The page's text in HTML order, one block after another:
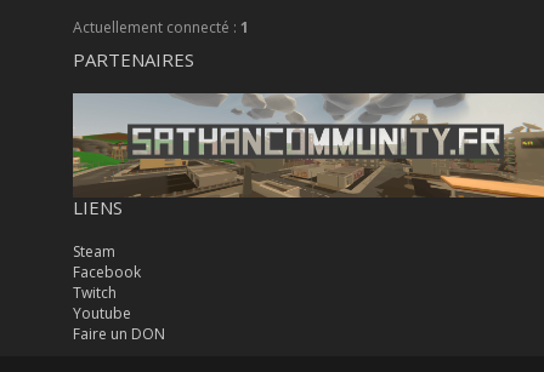
Actuellement connecté : 1
PARTENAIRES
LIENS
Steam
Facebook
Twitch
Youtube
Faire un DON